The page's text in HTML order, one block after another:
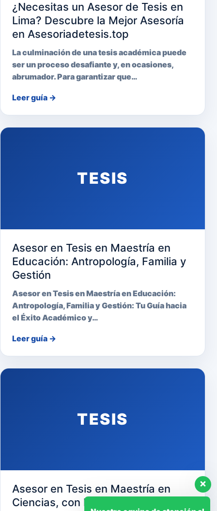
¿Necesitas un Asesor de Tesis en
Lima? Descubre la Mejor Asesoría
en Asesoriadetesis.top
La culminación de una tesis académica puede
ser un proceso desafiante y, en ocasiones,
abrumador. Para garantizar que…
Leer guía →
TESIS
Asesor en Tesis en Maestría en
Educación: Antropología, Familia y
Gestión
Asesor en Tesis en Maestría en Educación:
Antropología, Familia y Gestión: Tu Guía hacia
el Éxito Académico y…
Leer guía →
TESIS
Asesor en Tesis en Maestría en
Ciencias, con Mención en Gerencia